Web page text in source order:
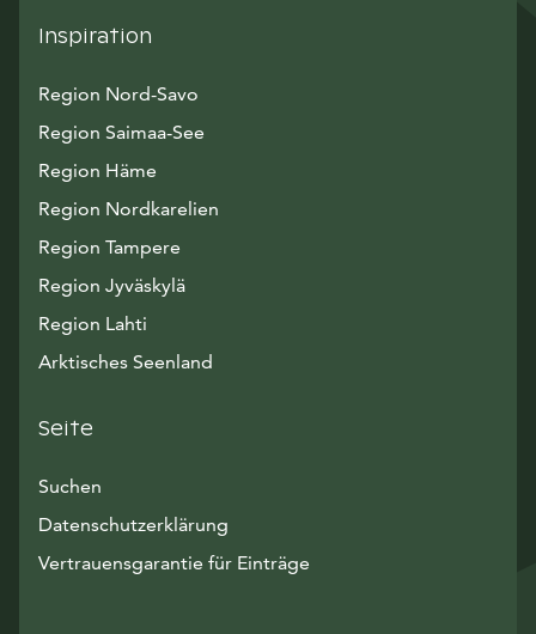
Inspiration
Region Nord-Savo
Region Saimaa-See
Region Häme
Region Nordkarelien
Region Tampere
Region Jyväskylä
Region Lahti
Arktisches Seenland
Seite
Suchen
Datenschutzerklärung
Vertrauensgarantie für Einträge